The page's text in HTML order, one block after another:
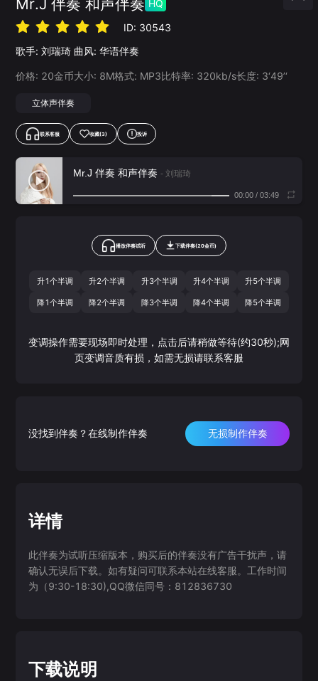
Mr.J 伴奏 和声伴奏 HQ
ID: 30543
歌手: 刘瑞琦 曲风: 华语伴奏
价格: 20金币大小: 8M格式: MP3比特率: 320kb/s长度: 3‘49’‘
立体声伴奏
联系客服 收藏(3) 投诉
Mr.J 伴奏 和声伴奏 - 刘瑞琦
00:00/ 03:49
播放伴奏试听 下载伴奏(20金币)
升1个半调 升2个半调 升3个半调 升4个半调 升5个半调
降1个半调 降2个半调 降3个半调 降4个半调 降5个半调
变调操作需要现场即时处理，点击后请稍做等待(约30秒);网
页变调音质有损，如需无损请联系客服
没找到伴奏？在线制作伴奏 无损制作伴奏
详情
此伴奏为试听压缩版本，购买后的伴奏没有广告干扰声，请
确认无误后下载。如有疑问可联系本站在线客服。工作时间
为（9:30-18:30),QQ微信同号：812836730
下载说明